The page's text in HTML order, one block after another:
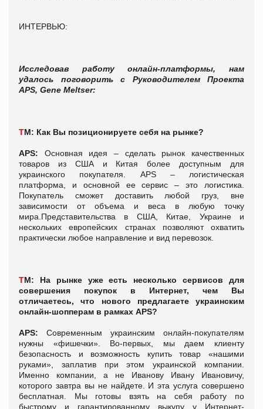
ИНТЕРВЬЮ:
Исследовав работу онлайн-платформы, нам
удалось поговорить с Руководителем Проекта
APS, Gene Meltser:
ТМ: Как Вы позиционируете себя на рынке?
APS: Основная идея – сделать рынок качественных
товаров из США и Китая более доступным для
украинского покупателя. APS – логистическая
платформа, и основной ее сервис – это логистика.
Покупатель сможет доставить любой груз, вне
зависимости от объема и веса в любую точку
мира.Представительства в США, Китае, Украине и
нескольких европейских странах позволяют охватить
практически любое направление и вид перевозок.
ТМ: На рынке уже есть несколько сервисов для
совершения покупок в Интернет, чем Вы
отличаетесь, что нового предлагаете украинским
онлайн-шопперам в рамках APS?
APS: Современным украинским онлайн-покупателям
нужны «фишечки». Во-первых, мы даем клиенту
безопасность и возможность купить товар «нашими
руками», заплатив при этом украинской компании.
Именно компании, а не Иванову Ивану Ивановичу,
которого завтра вы не найдете. И эта услуга совершено
бесплатная. Мы готовы взять на себя работу по
быстрому и гарантированному выкупу у Интернет-